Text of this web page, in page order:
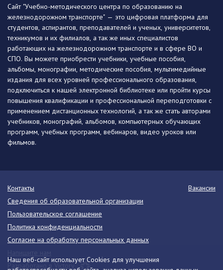
Наш веб-сайт использует Cookies для улучшения
Сайт "Учебно-методического центра по образованию на
железнодорожном транспорте" — это цифровая платформа для
студентов, аспирантов, преподавателей и ученых, университетов,
техникумов и их филиалов, а так же иных специалистов
работающих на железнодорожном транспорте и в сфере ВО и
СПО. Вы можете приобрести учебники, учебные пособия,
альбомы, монографии, методические пособия, мультимедийные
издания для всех уровней профессионального образования,
подключиться к нашей электронной библиотеке или пройти курсы
повышения квалификации и профессиональной переподготовки с
применением дистанционных технологий, а так же стать авторами
учебников, монографий, альбомов, компьютерных обучающих
программ, учебных программ, вебинаров, видео уроков или
фильмов.
Контакты
Вакансии
Сведения об образовательной организации
Пользовательское соглашение
Политика конфиденциальности
Согласие на обработку персональных данных
Разработано в Victory